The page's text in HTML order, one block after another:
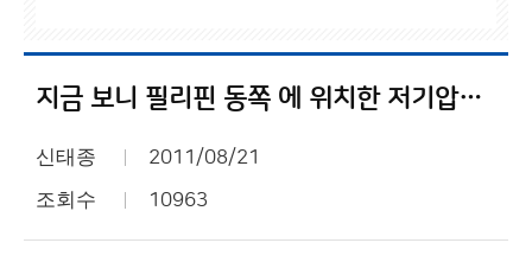
지금 보니 필리핀 동쪽 에 위치한 저기압이 우리나라에...
신태종 2011/08/21
조회수 10963